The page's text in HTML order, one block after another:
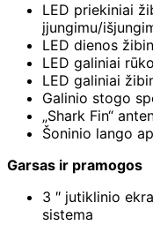
LED priekiniai
įjungimu/
LED dienos
LED galiniai
LED galiniai
Galinio stogo
„Shark Fin“
Šoninio lango
Garsas ir pramogos
3 ″ jutiklinio
sistema